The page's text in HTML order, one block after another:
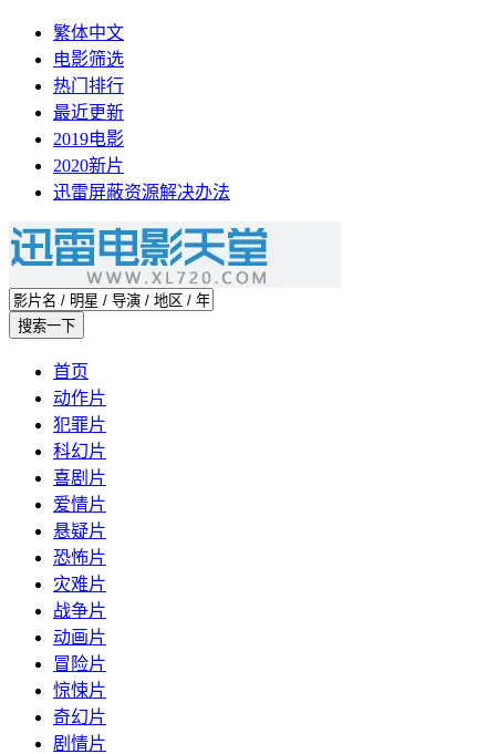
繁体中文
电影筛选
热门排行
最近更新
2019电影
2020新片
迅雷屏蔽资源解决办法
首页
动作片
犯罪片
科幻片
喜剧片
爱情片
悬疑片
恐怖片
灾难片
战争片
动画片
冒险片
惊悚片
奇幻片
剧情片